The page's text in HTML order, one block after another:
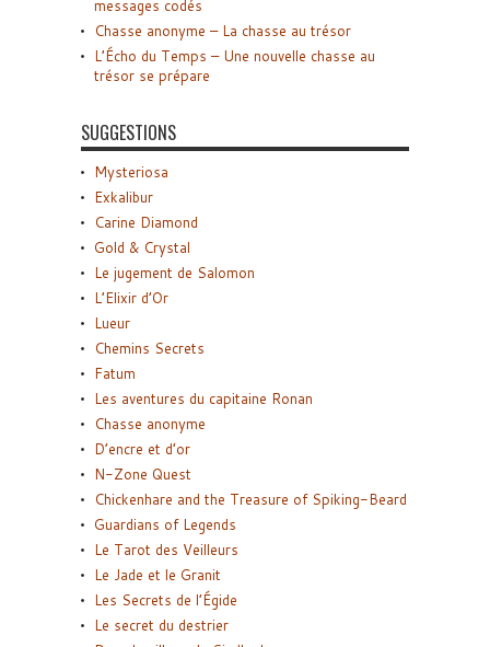
messages codés
Chasse anonyme – La chasse au trésor
L’Écho du Temps – Une nouvelle chasse au
trésor se prépare
SUGGESTIONS
Mysteriosa
Exkalibur
Carine Diamond
Gold & Crystal
Le jugement de Salomon
L’Elixir d’Or
Lueur
Chemins Secrets
Fatum
Les aventures du capitaine Ronan
Chasse anonyme
D’encre et d’or
N-Zone Quest
Chickenhare and the Treasure of Spiking-Beard
Guardians of Legends
Le Tarot des Veilleurs
Le Jade et le Granit
Les Secrets de l’Égide
Le secret du destrier